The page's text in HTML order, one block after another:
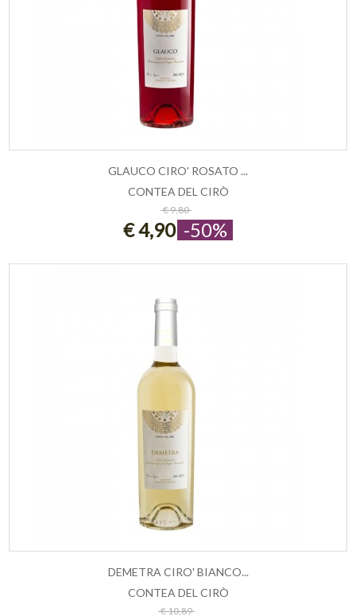
ESAURITO
GLAUCO CIRO' ROSATO ...
CONTEA DEL CIRÒ
€ 9,80
€ 4,90 -50%
ESAURITO
DEMETRA CIRO' BIANCO...
CONTEA DEL CIRÒ
€ 10,89